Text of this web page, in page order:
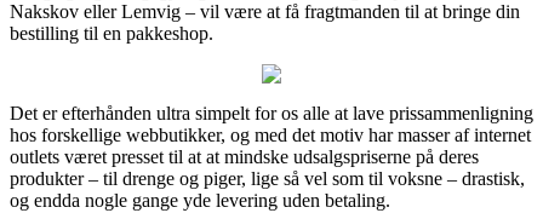
Nakskov eller Lemvig – vil være at få fragtmanden til at bringe din
bestilling til en pakkeshop.
Det er efterhånden ultra simpelt for os alle at lave prissammenligning
hos forskellige webbutikker, og med det motiv har masser af internet
outlets været presset til at at mindske udsalgspriserne på deres
produkter – til drenge og piger, lige så vel som til voksne – drastisk,
og endda nogle gange yde levering uden betaling.